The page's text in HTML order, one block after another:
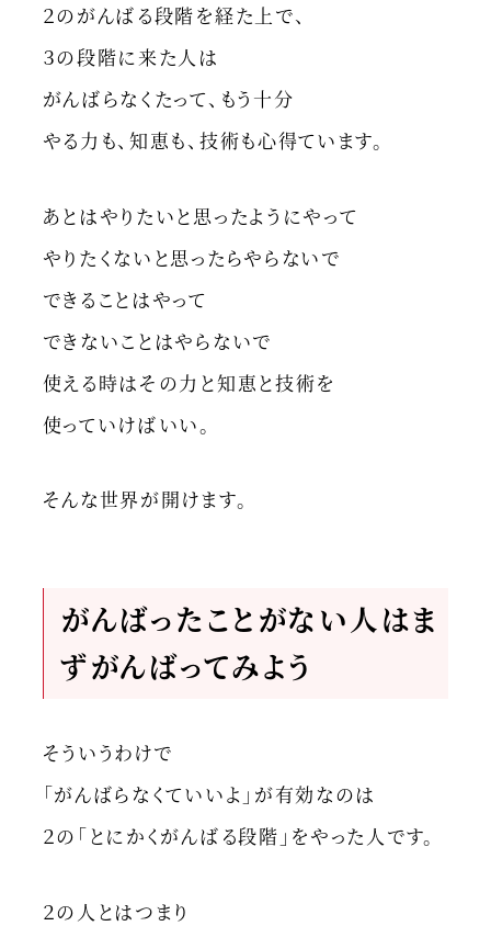
２のがんばる段階を経た上で、
３の段階に来た人は
がんばらなくたって、もう十分
やる力も、知恵も、技術も心得ています。
あとはやりたいと思ったようにやって
やりたくないと思ったらやらないで
できることはやって
できないことはやらないで
使える時はその力と知恵と技術を
使っていけばいい。
そんな世界が開けます。
がんばったことがない人はま
ずがんばってみよう
そういうわけで
「がんばらなくていいよ」が有効なのは
２の「とにかくがんばる段階」をやった人です。
２の人とはつまり